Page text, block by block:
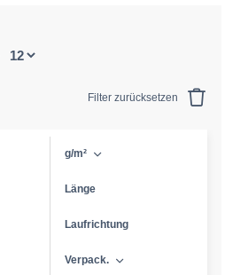
Filter zurücksetzen
g/m²
Länge
Laufrichtung
Verpack.